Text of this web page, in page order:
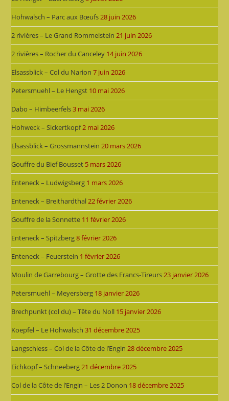
Hohwalsch – Parc aux Bœufs28 juin 2026
2 rivières – Le Grand Rommelstein 21 juin 2026
2 rivières – Rocher du Canceley 14 juin 2026
Elsassblick – Col du Narion 7 juin 2026
Petersmuehl – Le Hengst 10 mai 2026
Dabo – Himbeerfels3 mai 2026
Hohweck – Sickertkopf2 mai 2026
Elsassblick – Grossmannstein 20 mars 2026
Gouffre du Bief Bousset 5 mars 2026
Enteneck – Ludwigsberg 1 mars 2026
Enteneck – Breithardthal22 février 2026
Gouffre de la Sonnette 11 février 2026
Enteneck – Spitzberg8 février 2026
Enteneck – Feuerstein 1 février 2026
Moulin de Garrebourg – Grotte des Francs-Tireurs23 janvier 2026
Petersmuehl – Meyersberg 18 janvier 2026
Brechpunkt (col du) – Tête du Noll 15 janvier 2026
Koepfel – Le Hohwalsch 31 décembre 2025
Langschiess – Col de la Côte de l’Engin 28 décembre 2025
Eichkopf – Schneeberg21 décembre 2025
Col de la Côte de l’Engin – Les 2 Donon 18 décembre 2025